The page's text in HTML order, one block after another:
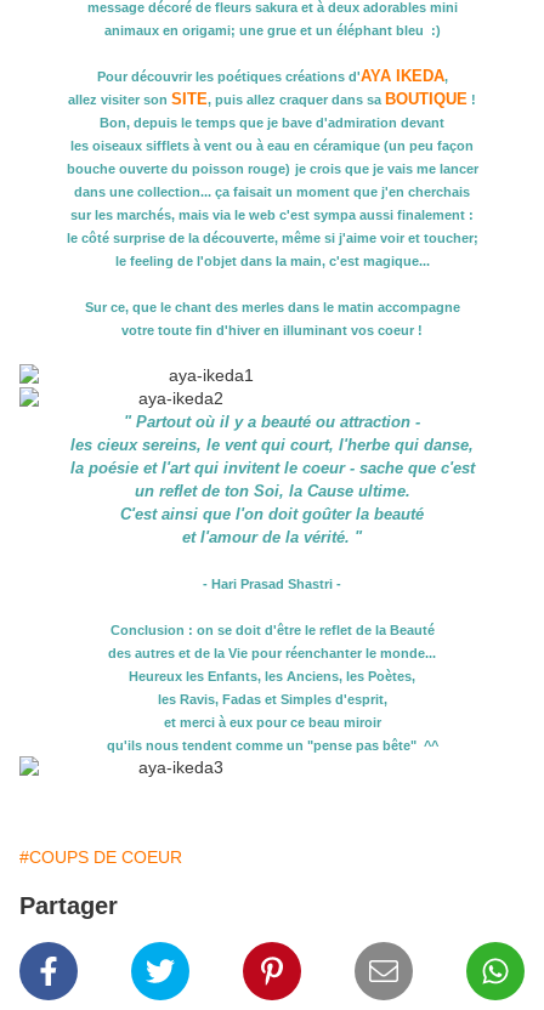
message décoré de fleurs sakura et à deux adorables mini
animaux en origami; une grue et un éléphant bleu :)
Pour découvrir les poétiques créations d'AYA IKEDA,
allez visiter son SITE, puis allez craquer dans sa BOUTIQUE !
Bon, depuis le temps que je bave d'admiration devant
les oiseaux sifflets à vent ou à eau en céramique (un peu façon
bouche ouverte du poisson rouge) je crois que je vais me lancer
dans une collection... ça faisait un moment que j'en cherchais
sur les marchés, mais via le web c'est sympa aussi finalement :
le côté surprise de la découverte, même si j'aime voir et toucher;
le feeling de l'objet dans la main, c'est magique...
Sur ce, que le chant des merles dans le matin accompagne
votre toute fin d'hiver en illuminant vos coeur !
" Partout où il y a beauté ou attraction -
les cieux sereins, le vent qui court, l'herbe qui danse,
la poésie et l'art qui invitent le coeur - sache que c'est
un reflet de ton Soi, la Cause ultime.
C'est ainsi que l'on doit goûter la beauté
et l'amour de la vérité. "
- Hari Prasad Shastri -
Conclusion : on se doit d'être le reflet de la Beauté
des autres et de la Vie pour réenchanter le monde...
Heureux les Enfants, les Anciens, les Poètes,
les Ravis, Fadas et Simples d'esprit,
et merci à eux pour ce beau miroir
qu'ils nous tendent comme un "pense pas bête" ^^
#COUPS DE COEUR
Partager